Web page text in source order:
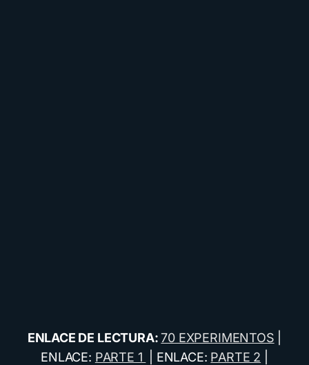
ENLACE DE LECTURA:70 EXPERIMENTOS
ENLACE: PARTE 1 | ENLACE: PARTE 2